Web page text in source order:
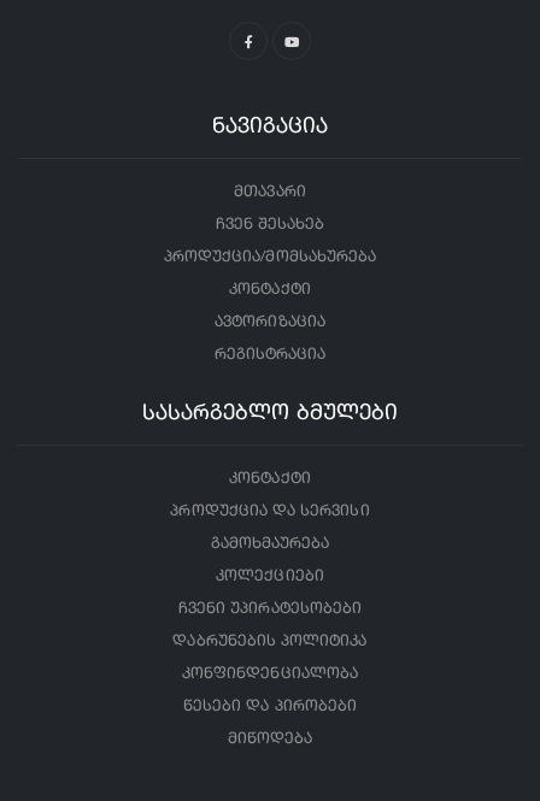
ნავიგაცია
მთავარი
ჩვენ შესახებ
პროდუქცია/მომსახურება
კონტაქტი
ავტორიზაცია
რეგისტრაცია
სასარგებლო ბმულები
კონტაქტი
პროდუქცია და სერვისი
გამოხმაურება
კოლექციები
ჩვენი უპირატესობები
დაბრუნების პოლიტიკა
კონფინდენციალობა
წესები და პირობები
მიწოდება